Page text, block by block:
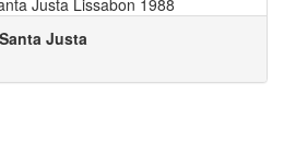
Justa